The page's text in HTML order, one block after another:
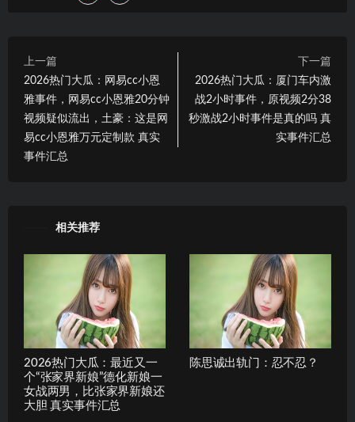
上一篇
2026热门大瓜：网易cc小恩
雅事件，网易cc小恩雅20分钟
视频疑似流出，土豪：这是网
易cc小恩雅万元定制款 真实
事件汇总
下一篇
2026热门大瓜：厦门车内激
战2小时事件，原视频2分38
秒激战2小时事件是真的吗 真
实事件汇总
相关推荐
2026热门大瓜：最近又一
个“张家界新娘”德化新娘一
女战两男，比张家界新娘还
大胆 真实事件汇总
陈思诚出轨门：忍不忍？